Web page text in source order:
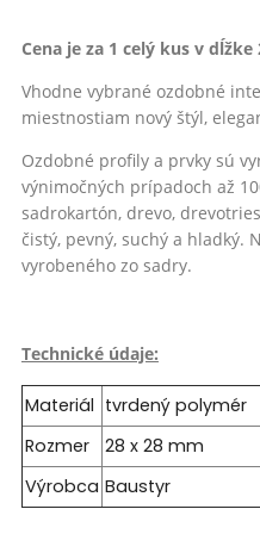
Cena je za 1 celý kus v
Vhodne vybrané ozdobné
miestnostiam nový štýl,
Ozdobné profily a prvky sú
výnimočných prípadoch až
sadrokartón, drevo,
čistý, pevný, suchý a
vyrobeného zo sadry.
Technické údaje:
Materiál tvrdený polymér
Rozmer
28 x 28 mm
Výrobca Baustyr